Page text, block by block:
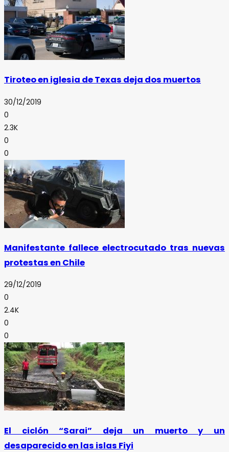
Tiroteo en iglesia de Texas deja dos muertos
30/12/2019
0
2.3K
0
0
Manifestante fallece electrocutado tras nuevas
protestas en Chile
29/12/2019
0
2.4K
0
0
El ciclón “Sarai” deja un muerto y un
desaparecido en las islas Fiyi